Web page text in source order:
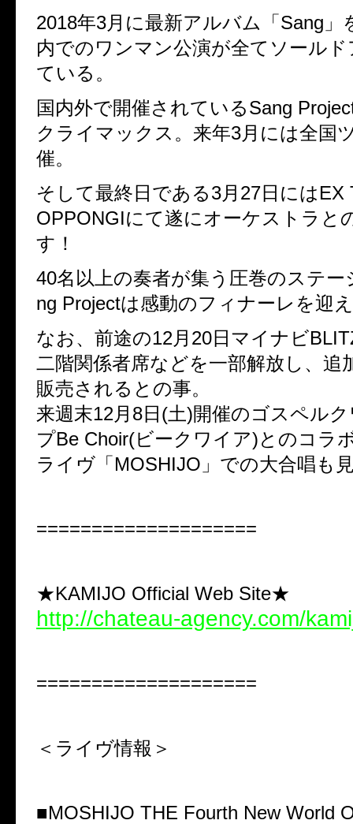
2018年3月に最新アルバム「Sang」
内でのワンマン公演が全てソール
ている。
国内外で開催されているSang
クライマックス。来年3月には全国
催。
そして最終日である3月27日にはEX
OPPONGIにて遂にオーケストラと
す！
40名以上の奏者が集う圧巻のステー
ng Projectは感動のフィナーレを迎
なお、前途の12月20日マイナビ
二階関係者席などを一部解放し、追
販売されるとの事。
来週末12月8日(土)開催のゴスペル
プBe Choir(ビークワイア)とのコラ
ライヴ「MOSHIJO」での大合唱も
====================
★KAMIJO Official Web Site★
http://chateau-agency.com/
====================
＜ライヴ情報＞
■MOSHIJO THE Fourth New World